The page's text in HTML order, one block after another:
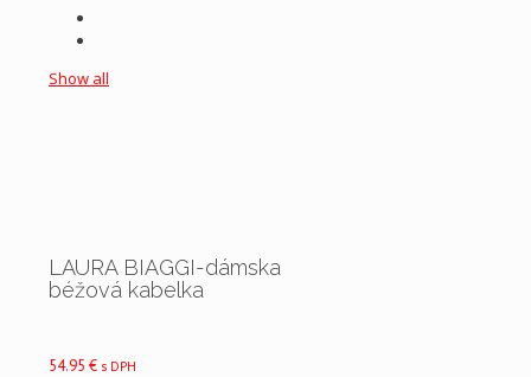
Show all
LAURA BIAGGI-dámska
béžová kabelka
54.95 € s DPH